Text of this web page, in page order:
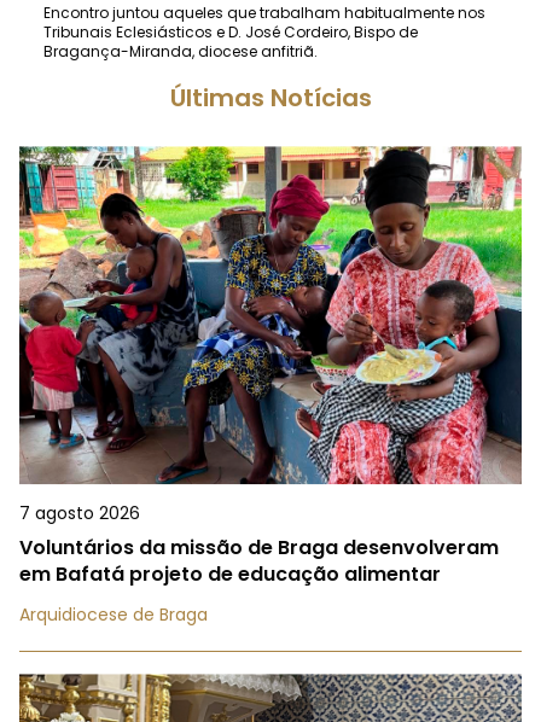
Encontro juntou aqueles que trabalham habitualmente nos
Tribunais Eclesiásticos e D. José Cordeiro, Bispo de
Bragança-Miranda, diocese anfitriã.
Últimas Notícias
7 agosto 2026
Voluntários da missão de Braga desenvolveram
em Bafatá projeto de educação alimentar
Arquidiocese de Braga